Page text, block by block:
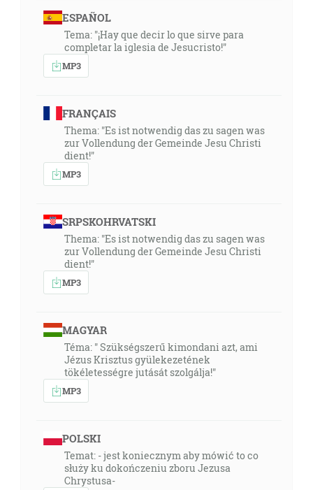
ESPAÑOL
Tema: "¡Hay que decir lo que sirve para
completar la iglesia de Jesucristo!"
MP3
FRANÇAIS
Thema: "Es ist notwendig das zu sagen was
zur Vollendung der Gemeinde Jesu Christi
dient!"
MP3
SRPSKOHRVATSKI
Thema: "Es ist notwendig das zu sagen was
zur Vollendung der Gemeinde Jesu Christi
dient!"
MP3
MAGYAR
Téma: " Szükségszerű kimondani azt, ami
Jézus Krisztus gyülekezetének
tökéletességre jutását szolgálja!"
MP3
POLSKI
Temat: - jest koniecznym aby mówić to co
służy ku dokończeniu zboru Jezusa
Chrystusa-